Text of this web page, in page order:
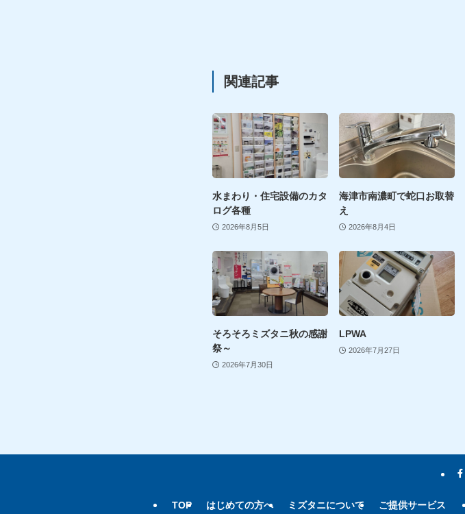
関連記事
水まわり・住宅設備のカタ
ログ各種
2026年8月5日
海津市南濃町で蛇口お取替
え
2026年8月4日
そろそろミズタニ秋の感謝
祭～
2026年7月30日
LPWA
2026年7月27日
TOP はじめての方へ ミズタニについて ご提供サービス